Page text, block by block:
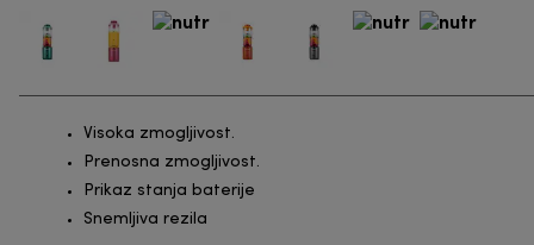
Visoka zmogljivost.
Prenosna zmogljivost.
Prikaz stanja baterije
Snemljiva rezila